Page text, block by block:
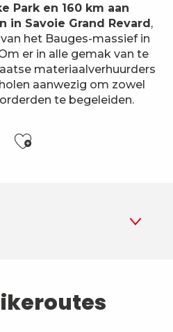
Park en 160 km aan
in Savoie Grand Revard,
het Bauges-massief in
er in alle gemak van te
materiaalverhuurders
aanwezig om zowel
te begeleiden.
Ajouter aux